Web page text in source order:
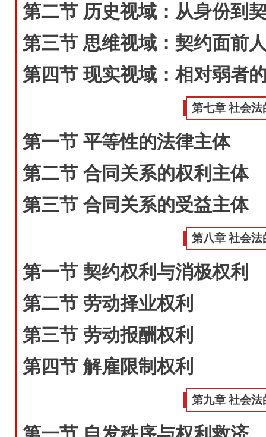
第二节 历史视域：从身份到
第三节 思维视域：契约面前
第四节 现实视域：相对弱者
第七章 社会法
第一节 平等性的法律主体
第二节 合同关系的权利主体
第三节 合同关系的受益主体
第八章 社会法
第一节 契约权利与消极权利
第二节 劳动择业权利
第三节 劳动报酬权利
第四节 解雇限制权利
第九章 社会法